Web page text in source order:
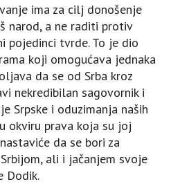
ima za cilj donošenje
narod, a ne raditi protiv
pojedinci tvrde. To je dio
koji omogućava jednaka
da se od Srba kroz
nekredibilan sagovornik i
Srpske i oduzimanja naših
okviru prava koja su joj
da se bori za
ali i jačanjem svoje
Dodik.